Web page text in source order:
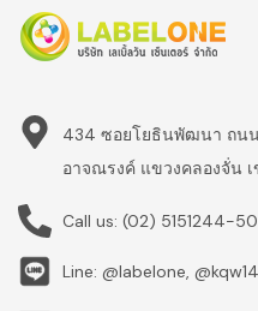
434 ซอยโยธินพัฒนา ถน
อาจณรงค์ แขวงคลองจั่น
Call us: (02) 5151244-50
Line: @labelone,